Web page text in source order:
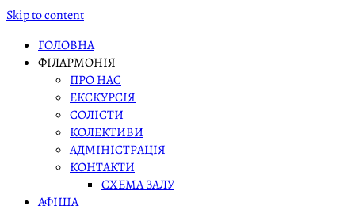
Skip to content
ГОЛОВНА
ФІЛАРМОНІЯ
ПРО НАС
ЕКСКУРСІЯ
СОЛІСТИ
КОЛЕКТИВИ
АДМІНІСТРАЦІЯ
КОНТАКТИ
СХЕМА ЗАЛУ
АФІША